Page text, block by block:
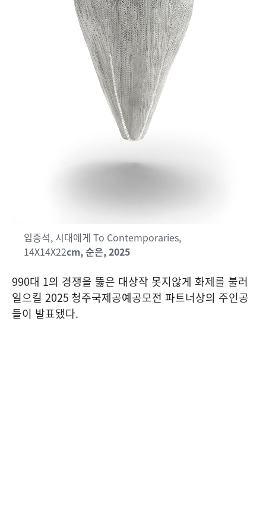
임종석, 시대에게 To Contemporaries,
14X14X22cm, 순은, 2025
990대 1의 경쟁을 뚫은 대상작 못지않게 화제를 불러
일으킬 2025 청주국제공예공모전 파트너상의 주인공
들이 발표됐다.